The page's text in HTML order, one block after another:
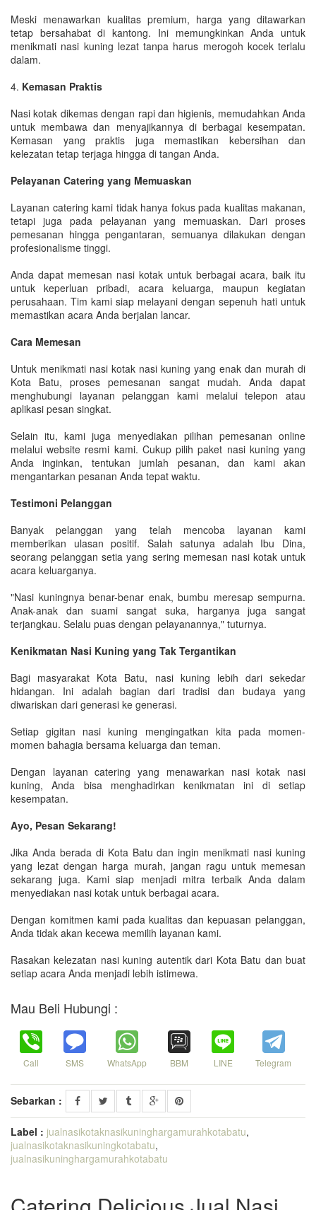
Meski menawarkan kualitas premium, harga yang ditawarkan
tetap bersahabat di kantong. Ini memungkinkan Anda untuk
menikmati nasi kuning lezat tanpa harus merogoh kocek terlalu
dalam.
4. Kemasan Praktis
Nasi kotak dikemas dengan rapi dan higienis, memudahkan Anda
untuk membawa dan menyajikannya di berbagai kesempatan.
Kemasan yang praktis juga memastikan kebersihan dan
kelezatan tetap terjaga hingga di tangan Anda.
Pelayanan Catering yang Memuaskan
Layanan catering kami tidak hanya fokus pada kualitas makanan,
tetapi juga pada pelayanan yang memuaskan. Dari proses
pemesanan hingga pengantaran, semuanya dilakukan dengan
profesionalisme tinggi.
Anda dapat memesan nasi kotak untuk berbagai acara, baik itu
untuk keperluan pribadi, acara keluarga, maupun kegiatan
perusahaan. Tim kami siap melayani dengan sepenuh hati untuk
memastikan acara Anda berjalan lancar.
Cara Memesan
Untuk menikmati nasi kotak nasi kuning yang enak dan murah di
Kota Batu, proses pemesanan sangat mudah. Anda dapat
menghubungi layanan pelanggan kami melalui telepon atau
aplikasi pesan singkat.
Selain itu, kami juga menyediakan pilihan pemesanan online
melalui website resmi kami. Cukup pilih paket nasi kuning yang
Anda inginkan, tentukan jumlah pesanan, dan kami akan
mengantarkan pesanan Anda tepat waktu.
Testimoni Pelanggan
Banyak pelanggan yang telah mencoba layanan kami
memberikan ulasan positif. Salah satunya adalah Ibu Dina,
seorang pelanggan setia yang sering memesan nasi kotak untuk
acara keluarganya.
"Nasi kuningnya benar-benar enak, bumbu meresap sempurna.
Anak-anak dan suami sangat suka, harganya juga sangat
terjangkau. Selalu puas dengan pelayanannya," tuturnya.
Kenikmatan Nasi Kuning yang Tak Tergantikan
Bagi masyarakat Kota Batu, nasi kuning lebih dari sekedar
hidangan. Ini adalah bagian dari tradisi dan budaya yang
diwariskan dari generasi ke generasi.
Setiap gigitan nasi kuning mengingatkan kita pada momen-
momen bahagia bersama keluarga dan teman.
Dengan layanan catering yang menawarkan nasi kotak nasi
kuning, Anda bisa menghadirkan kenikmatan ini di setiap
kesempatan.
Ayo, Pesan Sekarang!
Jika Anda berada di Kota Batu dan ingin menikmati nasi kuning
yang lezat dengan harga murah, jangan ragu untuk memesan
sekarang juga. Kami siap menjadi mitra terbaik Anda dalam
menyediakan nasi kotak untuk berbagai acara.
Dengan komitmen kami pada kualitas dan kepuasan pelanggan,
Anda tidak akan kecewa memilih layanan kami.
Rasakan kelezatan nasi kuning autentik dari Kota Batu dan buat
setiap acara Anda menjadi lebih istimewa.
Mau Beli Hubungi :
Call SMS WhatsApp BBM LINE Telegram
Sebarkan :
Label : jualnasikotaknasikuninghargamurahkotabatu,
jualnasikotaknasikuningkotabatu,
jualnasikuninghargamurahkotabatu